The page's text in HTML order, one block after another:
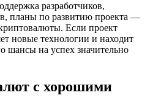
разработчиков,
планы по развитию проекта —
Если проект
новые технологии и находит
шансы на успех значительно
с хорошими